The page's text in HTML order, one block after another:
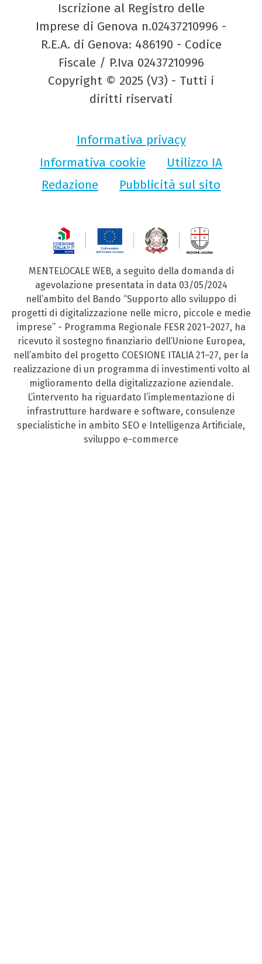
Iscrizione al Registro delle
Imprese di Genova n.02437210996 -
R.E.A. di Genova: 486190 - Codice
Fiscale / P.Iva 02437210996
Copyright © 2025 (V3) - Tutti i
diritti riservati
Informativa privacy
Informativa cookie
Utilizzo IA
Redazione
Pubblicità sul sito
MENTELOCALE WEB, a seguito della domanda di
agevolazione presentata in data 03/05/2024
nell’ambito del Bando “Supporto allo sviluppo di
progetti di digitalizzazione nelle micro, piccole e medie
imprese” - Programma Regionale FESR 2021–2027, ha
ricevuto il sostegno finanziario dell’Unione Europea,
nell’ambito del progetto COESIONE ITALIA 21–27, per la
realizzazione di un programma di investimenti volto al
miglioramento della digitalizzazione aziendale.
L’intervento ha riguardato l’implementazione di
infrastrutture hardware e software, consulenze
specialistiche in ambito SEO e Intelligenza Artificiale,
sviluppo e-commerce